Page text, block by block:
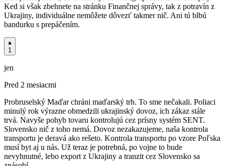
Ked si však zbehnete na stránku Finančnej správy, tak z potravín z
Ukrajiny, individuálne nemôžete dôvezť takmer nič. Ani tú blbú
bandurku s prepáčením.
1
jen
Pred 2 mesiacmi
Probruselský Maďar chráni maďarský trh. To sme nečakali. Poliaci
minulý rok výrazne obmedzili ukrajinský dovoz, ich zákaz stále
trvá. Navyše pohyb tovaru kontrolujú cez prísny systém SENT.
Slovensko nič z toho nemá. Dovoz nezakazujeme, naša kontrola
transportu je deravá ako rešeto. Kontrola transportu po vzore Poľska
musí byt aj u nás. Už teraz je potrebná, po vojne to bude
nevyhnutné, lebo export z Ukrajiny a tranzit cez Slovensko sa